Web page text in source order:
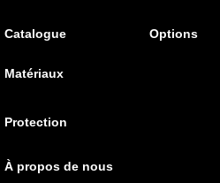
Catalogue Options
Matériaux
Protection
À propos de nous